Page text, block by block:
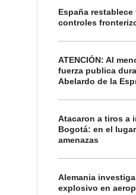
España
controles
ATENCIÓN: Al
fuerza publica
Abelardo de la
Atacaron a tiros a
Bogotá: en el
amenazas
Alemania
explosivo en